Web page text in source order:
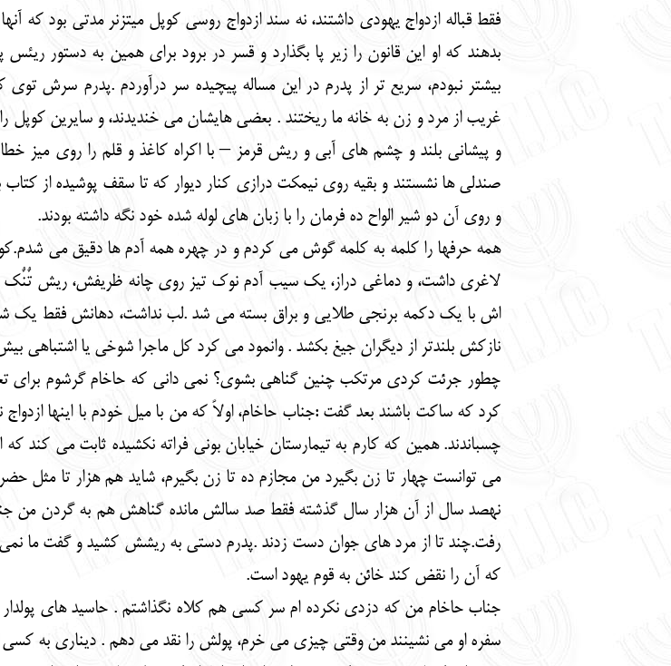
فقط قباله ازدواج یهودی داشتند، نه سند ازدواج روسی کوپل میتزنر مدتی بود
بدهند که او این قانون را زیر پا بگذارد و قسر در برود برای همین به دستور
بیشتر نبودم، سریع تر از پدرم در این مساله پیچیده سر درآوردم .پدرم
غریب از مرد و زن به خانه ما ریختند . بعضی هایشان می خندیدند، و سایرین
و پیشانی بلند و چشم های آبی و ریش قرمز – با اکراه کاغذ و قلم را روی
صندلی ها نشستند و بقیه روی نیمکت درازی کنار دیوار که تا سقف پوشیده از
و روی آن دو شیر الواح ده فرمان را با زبان های لوله شده خود نگه داشته بودند.
همه حرفها را کلمه به کلمه گوش می کردم و در چهره همه آدم ها دقیق می
لاغری داشت، و دماغی دراز، یک سیب آدم نوک تیز روی چانه ظریفش، ریش
اش با یک دکمه برنجی طلایی و براق بسته می شد .لب نداشت، دهانش فقط یک
نازکش بلندتر از دیگران جیغ بکشد . وانمود می کرد کل ماجرا شوخی یا اشتباهی
چطور جرئت کردی مرتکب چنین گناهی بشوی؟ نمی دانی که حاخام گرشوم برای
کرد که ساکت باشند بعد گفت :جناب حاخام، اولاً که من با میل خودم با اینها
چسباندند. همین که کارم به تیمارستان خیابان بونی فراته نکشیده ثابت می کند
می توانست چهار تا زن بگیرد من مجازم ده تا زن بگیرم، شاید هم هزار تا مثل
نهصد سال از آن هزار سال گذشته فقط صد سالش مانده گناهش هم به گردن من
رفت.چند تا از مرد های جوان دست زدند .پدرم دستی به ریشش کشید و گفت ما
که آن را نقض کند خائن به قوم یهود است.
جناب حاخام من که دزدی نکرده ام سر کسی هم کلاه نگذاشتم . حاسید های
سفره او می نشینند من وقتی چیزی می خرم، پولش را نقد می دهم . دیناری به کسی